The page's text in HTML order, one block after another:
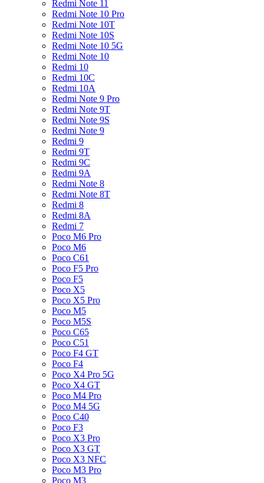
Redmi Note 11
Redmi Note 10 Pro
Redmi Note 10T
Redmi Note 10S
Redmi Note 10 5G
Redmi Note 10
Redmi 10
Redmi 10C
Redmi 10A
Redmi Note 9 Pro
Redmi Note 9T
Redmi Note 9S
Redmi Note 9
Redmi 9
Redmi 9T
Redmi 9C
Redmi 9A
Redmi Note 8
Redmi Note 8T
Redmi 8
Redmi 8A
Redmi 7
Poco M6 Pro
Poco M6
Poco C61
Poco F5 Pro
Poco F5
Poco X5
Poco X5 Pro
Poco M5
Poco M5S
Poco C65
Poco C51
Poco F4 GT
Poco F4
Poco X4 Pro 5G
Poco X4 GT
Poco M4 Pro
Poco M4 5G
Poco C40
Poco F3
Poco X3 Pro
Poco X3 GT
Poco X3 NFC
Poco M3 Pro
Poco M3